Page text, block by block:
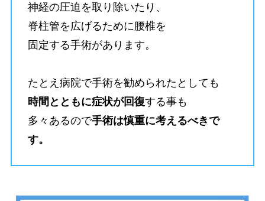
神経の圧迫を取り除いたり、
脊柱管を広げるために腰椎を
固定する手術があります。
たとえ病院で手術を勧められたとしても
時間とともに症状が回復する事も
多々あるので手術は慎重に考えるべきで
す。